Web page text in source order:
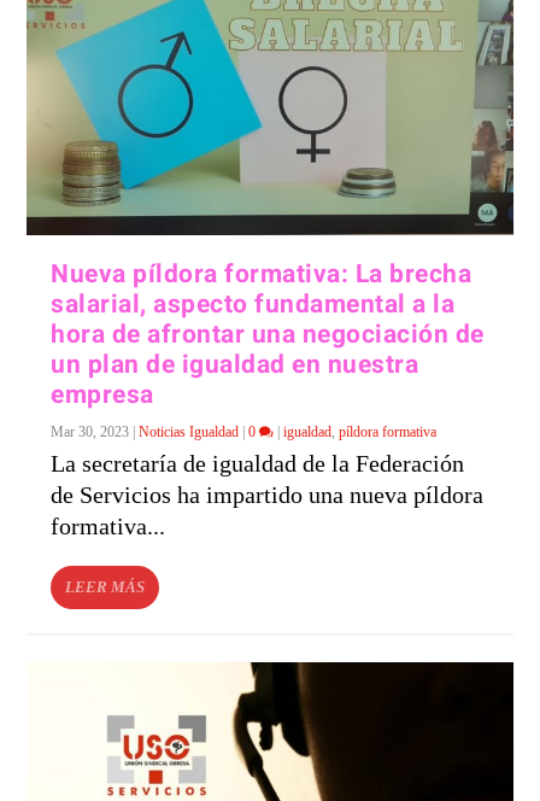
Nueva píldora formativa: La brecha
salarial, aspecto fundamental a la
hora de afrontar una negociación de
un plan de igualdad en nuestra
empresa
Mar 30, 2023 |Noticias Igualdad |0 |igualdad,píldora formativa
La secretaría de igualdad de la Federación
de Servicios ha impartido una nueva píldora
formativa...
LEER MÁS